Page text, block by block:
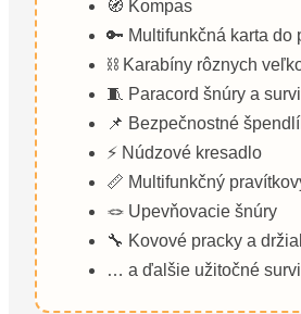
🧭 Kompas
🔑 Multifunkčná karta do
⛓️ Karabíny rôznych
🧵 Paracord šnúry a
📌 Bezpečnostné
⚡ Núdzové kresadlo
📏 Multifunkčný
🪢 Upevňovacie šnúry
🔧 Kovové pracky a
… a ďalšie užitočné